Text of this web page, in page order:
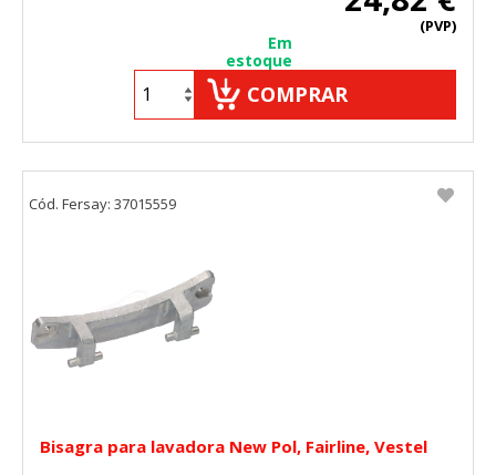
(PVP)
Em
estoque
COMPRAR
Bisagra para lavadora New Pol, Fairline, Vestel
Cód. Fersay: 37015559